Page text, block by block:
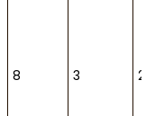
8 3